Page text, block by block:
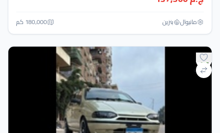
مانيوال بنزين 180,000 كم